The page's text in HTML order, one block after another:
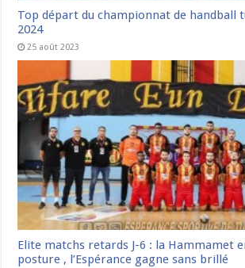
Top départ du championnat de handball
2024
25 août 2023
Elite matchs retards J-6 : la Hammamet
posture , l’Espérance gagne sans brillé